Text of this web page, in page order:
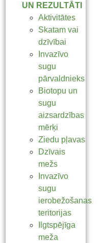
UN REZULTĀTI
Aktivitātes
Skatam vai
dzīvībai
Invazīvo
sugu
pārvaldnieks
Biotopu un
sugu
aizsardzības
mērķi
Ziedu pļavas
Dzīvais
mežs
Invazīvo
sugu
ierobežošanas
teritorijas
Ilgtspējīga
meža